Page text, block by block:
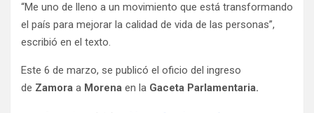
“Me uno de lleno a un movimiento que está transformando
el país para mejorar la calidad de vida de las personas”,
escribió en el texto.
Este 6 de marzo, se publicó el oficio del ingreso
de Zamora a Morena en la Gaceta Parlamentaria.